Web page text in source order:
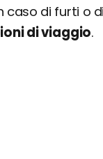
caso di furti o
di viaggio.